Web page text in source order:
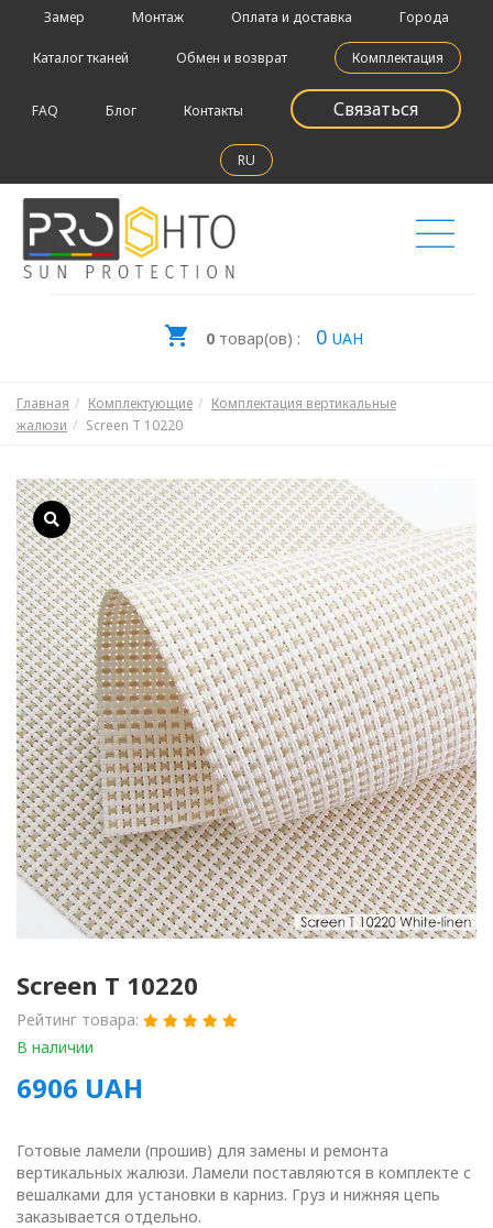
Замер Монтаж Оплата и доставка Города
Каталог тканей Обмен и возврат Комплектация
FAQ Блог Контакты Связаться
RU
0товар(ов) : 0 UAH
Главная Комплектующие
Комплектация вертикальные
жалюзи
Screen T 10220
Screen T 10220
Рейтинг товара:
В наличии
6906 UAH
Готовые ламели (прошив) для замены и ремонта
вертикальных жалюзи. Ламели поставляются в комплекте с
вешалками для установки в карниз. Груз и нижняя цепь
заказывается отдельно.